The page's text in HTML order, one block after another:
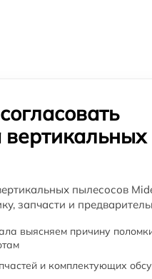
пылесосов
запчасти и
выясняем причину
и комплектующих